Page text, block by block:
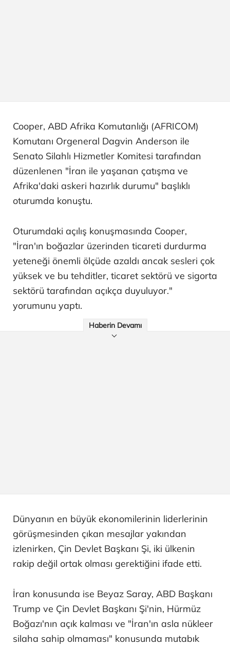
Cooper, ABD Afrika Komutanlığı (AFRICOM)
Komutanı Orgeneral Dagvin Anderson ile
Senato Silahlı Hizmetler Komitesi tarafından
düzenlenen "İran ile yaşanan çatışma ve
Afrika'daki askeri hazırlık durumu" başlıklı
oturumda konuştu.
Oturumdaki açılış konuşmasında Cooper,
"İran'ın boğazlar üzerinden ticareti durdurma
yeteneği önemli ölçüde azaldı ancak sesleri çok
yüksek ve bu tehditler, ticaret sektörü ve sigorta
sektörü tarafından açıkça duyuluyor."
yorumunu yaptı.
Haberin Devamı
Dünyanın en büyük ekonomilerinin liderlerinin
görüşmesinden çıkan mesajlar yakından
izlenirken, Çin Devlet Başkanı Şi, iki ülkenin
rakip değil ortak olması gerektiğini ifade etti.
İran konusunda ise Beyaz Saray, ABD Başkanı
Trump ve Çin Devlet Başkanı Şi'nin, Hürmüz
Boğazı'nın açık kalması ve "İran'ın asla nükleer
silaha sahip olmaması" konusunda mutabık